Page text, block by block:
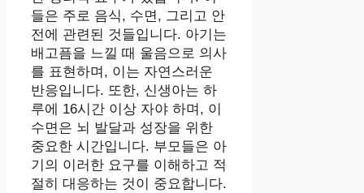
들은 주로 음식, 수면, 그리고 안
전에 관련된 것들입니다. 아기는
배고픔을 느낄 때 울음으로 의사
를 표현하며, 이는 자연스러운
반응입니다. 또한, 신생아는 하
루에 16시간 이상 자야 하며, 이
수면은 뇌 발달과 성장을 위한
중요한 시간입니다. 부모들은 아
기의 이러한 요구를 이해하고 적
절히 대응하는 것이 중요합니다.